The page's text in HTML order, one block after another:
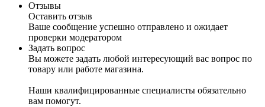
Отзывы
Оставить отзыв
Ваше сообщение успешно отправлено и ожидает
проверки модератором
Задать вопрос
Вы можете задать любой интересующий вас вопрос по
товару или работе магазина.
Наши квалифицированные специалисты обязательно
вам помогут.